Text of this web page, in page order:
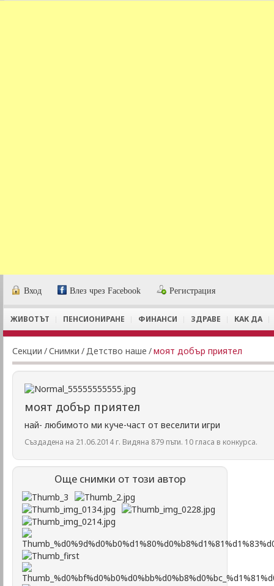
Вход Влез чрез Facebook Регистрация
ЖИВОТЪТ ПЕНСИОНИРАНЕ ФИНАНСИ ЗДРАВЕ КАК ДА
Секции /Снимки /Детство наше /моят добър приятел
моят добър приятел
най- любимото ми куче-част от веселити игри
Създадена на 21.06.2014 г. Видяна 879 пъти. 10 гласа в конкурса.
Още снимки от този автор